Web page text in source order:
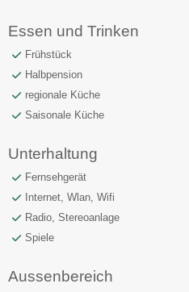
Essen und Trinken
Frühstück
Halbpension
regionale Küche
Saisonale Küche
Unterhaltung
Fernsehgerät
Internet, Wlan, Wifi
Radio, Stereoanlage
Spiele
Aussenbereich